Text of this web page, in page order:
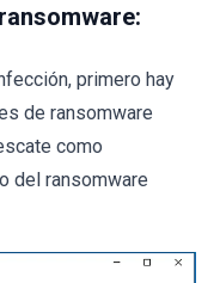
primero hay
de ransomware
como
del ransomware